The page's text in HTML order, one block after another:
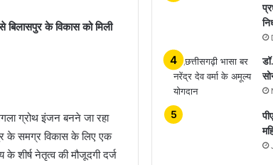
बिलासपुर के विकास को मिली
ग्रोथ इंजन बनने जा रहा
के समग्र विकास के लिए एक
शीर्ष नेतृत्व की मौजूदगी दर्ज